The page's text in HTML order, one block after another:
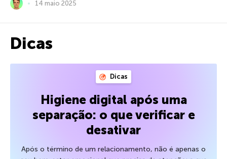
14 maio 2025
Dicas
Dicas
Higiene digital após uma
separação: o que verificar e
desativar
Após o término de um relacionamento, não é apenas o